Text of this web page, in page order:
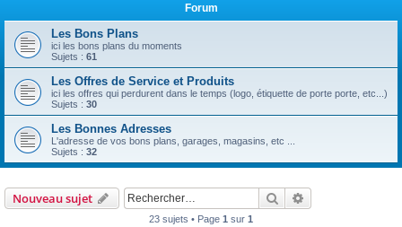
e
Forum
Les Bons Plans
ici les bons plans du moments
Sujets : 61
Les Offres de Service et Produits
ici les offres qui perdurent dans le temps (logo, étiquette de porte porte, etc...)
Sujets : 30
Les Bonnes Adresses
L'adresse de vos bons plans, garages, magasins, etc ...
Sujets : 32
Nouveau sujet Rechercher
23 sujets • Page 1 sur 1